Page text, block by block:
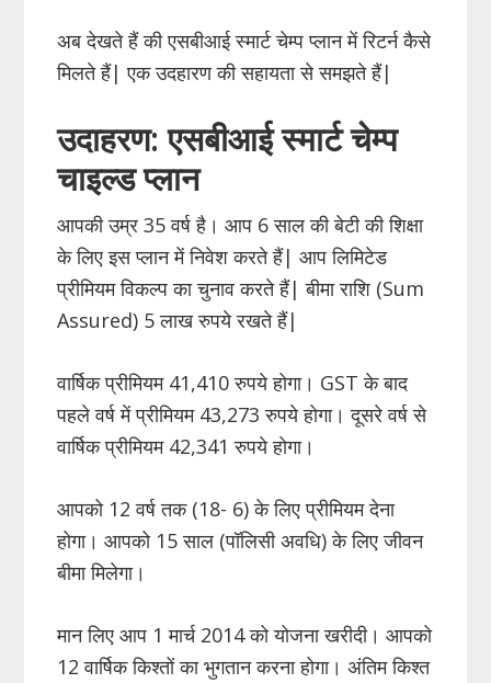
अब देखते हैं की एसबीआई स्मार्ट चेम्प प्लान में रिटर्न कैसे
मिलते हैं| एक उदहारण की सहायता से समझते हैं|
उदाहरण: एसबीआई स्मार्ट चेम्प
चाइल्ड प्लान
आपकी उम्र 35 वर्ष है। आप 6 साल की बेटी की शिक्षा
के लिए इस प्लान में निवेश करते हैं| आप लिमिटेड
प्रीमियम विकल्प का चुनाव करते हैं| बीमा राशि (Sum
Assured) 5 लाख रुपये रखते हैं|
वार्षिक प्रीमियम 41,410 रुपये होगा। GST के बाद
पहले वर्ष में प्रीमियम 43,273 रुपये होगा। दूसरे वर्ष से
वार्षिक प्रीमियम 42,341 रुपये होगा।
आपको 12 वर्ष तक (18- 6) के लिए प्रीमियम देना
होगा। आपको 15 साल (पॉलिसी अवधि) के लिए जीवन
बीमा मिलेगा।
मान लिए आप 1 मार्च 2014 को योजना खरीदी। आपको
12 वार्षिक किश्तों का भुगतान करना होगा। अंतिम किश्त